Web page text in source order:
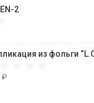
2
из фольги
₽